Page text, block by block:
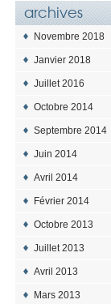
archives
Novembre 2018
Janvier 2018
Juillet 2016
Octobre 2014
Septembre 2014
Juin 2014
Avril 2014
Février 2014
Octobre 2013
Juillet 2013
Avril 2013
Mars 2013